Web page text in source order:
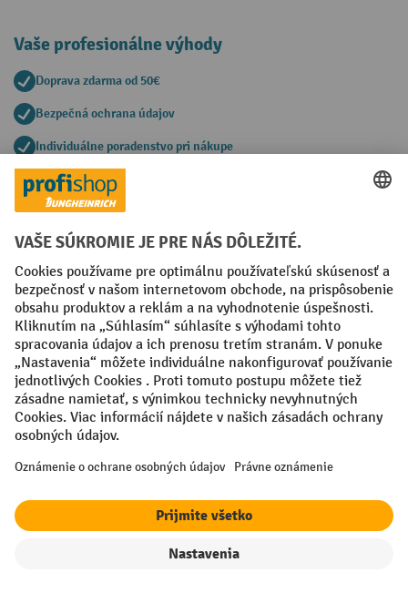
Vaše profesionálne výhody
Doprava zdarma od 50€
Bezpečná ochrana údajov
Individuálne poradenstvo pri nákupe
Spôsoby platby
Faktúra Predplatba
Sociálne siete
Facebook
YouTube
LinkedIn
Nastavenia ochrany osobných údajov
All prices excl. VAT plus shipping costsand possible delivery charges,
if not stated otherwise.